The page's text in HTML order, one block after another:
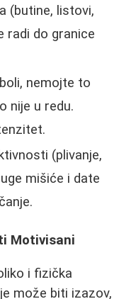
(butine, listovi,
radi do granice
nemojte to
nije u redu.
(plivanje,
mišiće i date
Motivisani
i fizička
može biti izazov,